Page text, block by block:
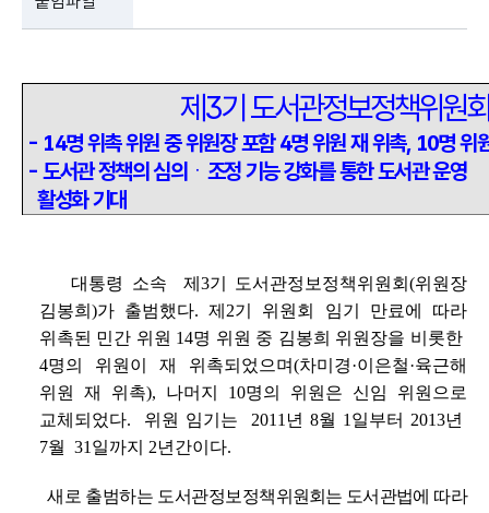
제3기 도서관정보정책위원
- 14명 위촉 위원 중 위원장 포함 4명 위원 재 위촉, 10명 위
- 도서관 정책의 심의 ㆍ 조정 기능 강화를 통한 도서관 운영
활성화 기대
대통령 소속 제3기 도서관정보정책위원회(위원장
김봉희)가 출범했다. 제2기 위원회 임기 만료에 따라
위촉된 민간 위원 14명 위원 중 김봉희 위원장을 비롯한
4명의 위원이 재 위촉되었으며(차미경·이은철·육근해
위원 재 위촉), 나머지 10명의 위원은 신임 위원으로
교체되었다. 위원 임기는 2011년 8월 1일부터 2013년
7월 31일까지 2년간이다.
새로 출범하는 도서관정보정책위원회는 도서관법에 따라